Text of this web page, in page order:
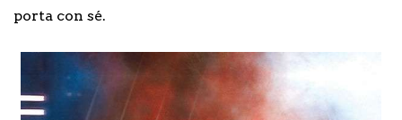
porta con sé.